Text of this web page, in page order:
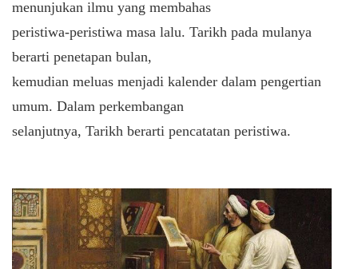
menunjukan ilmu yang membahas
peristiwa-peristiwa masa lalu. Tarikh pada mulanya
berarti penetapan bulan,
kemudian meluas menjadi kalender dalam pengertian
umum. Dalam perkembangan
selanjutnya, Tarikh berarti pencatatan peristiwa.